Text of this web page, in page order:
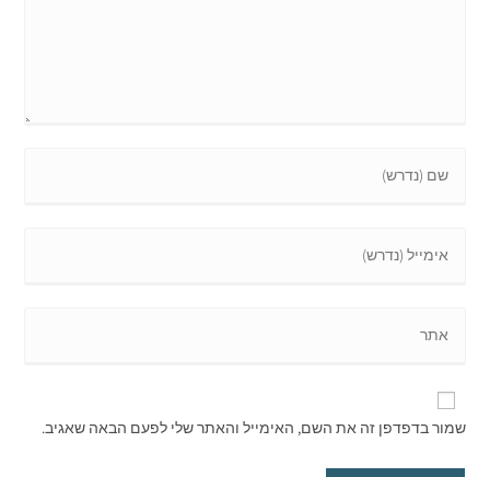
שמור בדפדפן זה את השם, האימייל והאתר שלי לפעם הבאה שאגיב.